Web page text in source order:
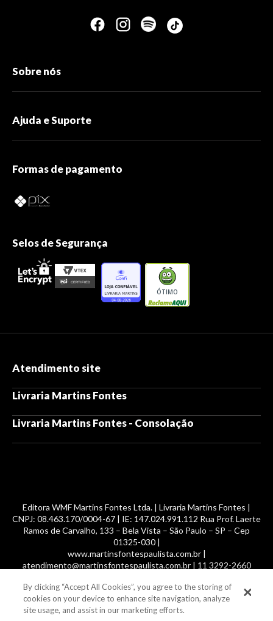
Sobre nós
Ajuda e Suporte
Formas de pagamento
Selos de Segurança
ÓTIMO
Atendimento site
Livraria Martins Fontes
Livraria Martins Fontes - Consolação
Editora WMF Martins Fontes Ltda. | Livraria Martins Fontes |
CNPJ: 08.463.170/0004-67 | IE: 147.024.991.112 Rua Prof. Laerte
Ramos de Carvalho, 133 – Bela Vista – São Paulo – SP – Cep
01325-030 |
www.martinsfontespaulista.com.br |
atendimento@martinsfontespaulista.com.br | 11 3292-2660
© 2014 -2026, MartinsFontes livros nacionais e importados,
com mais de 700 mil títulos. Todos os direitos reservados.
By clicking “Accept All Cookies”, you agree to the storing of
cookies on your device to enhance site navigation, analyze
site usage, and assist in our marketing efforts.